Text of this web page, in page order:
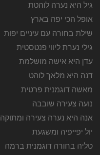
גיל היא נערה לוהטת
אופל הכי יפה בארץ
שילת בחורה עם עיניים יפות
גילי נערת ליווי פנטסטית
עדן היא אישה מושלמת
דנה היא מלאך לוהט
מאשה דוגמנית פרטית
נועה צעירה שובבה
אנה היא נערה צעירה ומתוקה
יול יפייפיה ומשגעת
טליה בחורה דוגמנית ברמה